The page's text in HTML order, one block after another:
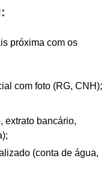
próxima com os
com foto (RG, CNH);
extrato bancário,
(conta de água,